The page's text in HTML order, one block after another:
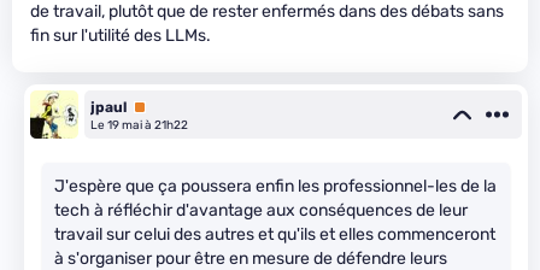
de travail, plutôt que de rester enfermés dans des débats sans
fin sur l'utilité des LLMs.
jpaul Premium
Le 19 mai à 21h22
J'espère que ça poussera enfin les professionnel-les de la
tech à réfléchir d'avantage aux conséquences de leur
travail sur celui des autres et qu'ils et elles commenceront
à s'organiser pour être en mesure de défendre leurs